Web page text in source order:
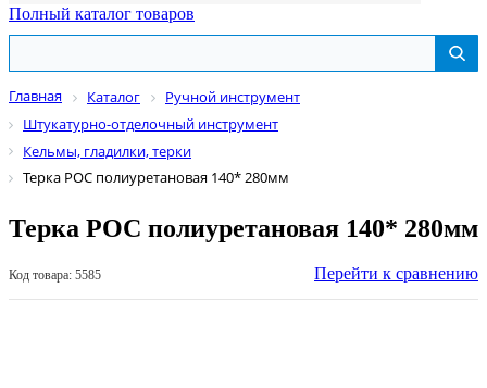
Полный каталог товаров
Главная Каталог
Ручной инструмент
Штукатурно-отделочный инструмент
Кельмы, гладилки, терки
Терка РОС полиуретановая 140* 280мм
Терка РОС полиуретановая 140* 280мм
Код товара: 5585 Перейти к сравнению